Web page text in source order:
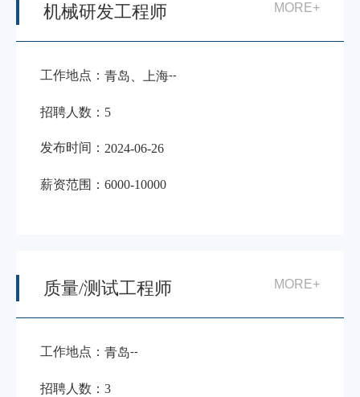
机械研发工程师 MORE+
工作地点： 青岛、上海--
招聘人数： 5
发布时间： 2024-06-26
薪资范围： 6000-10000
质量/测试工程师 MORE+
工作地点： 青岛--
招聘人数： 3